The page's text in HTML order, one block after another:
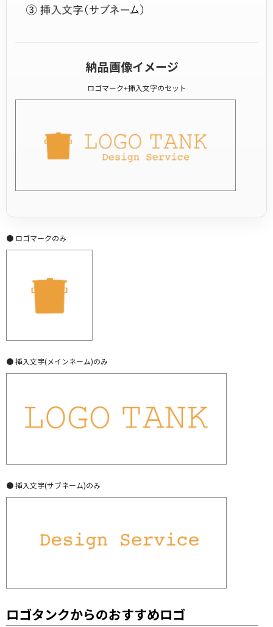
納品画像イメージ
ロゴマーク+挿入文字のセット
● ロゴマークのみ
● 挿入文字(メインネーム)のみ
● 挿入文字(サブネーム)のみ
ロゴタンクからのおすすめロゴ